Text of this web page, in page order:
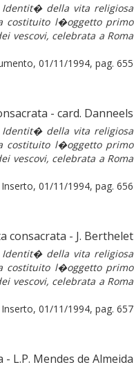
Identit� della vita religiosa
costituito l�oggetto primo
vescovi, celebrata a Roma
01/11/1994, pag. 655
- card. Danneels
Identit� della vita religiosa
costituito l�oggetto primo
vescovi, celebrata a Roma
01/11/1994, pag. 656
consacrata - J. Berthelet
Identit� della vita religiosa
costituito l�oggetto primo
vescovi, celebrata a Roma
01/11/1994, pag. 657
L.P. Mendes de Almeida